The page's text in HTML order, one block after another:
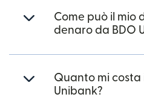
Come può il mio
denaro da BDO
Quanto mi costa
Unibank?